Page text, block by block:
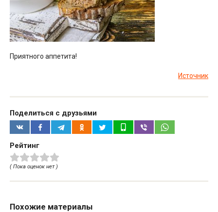
Приятного аппетита!
Источник
Поделиться с друзьями
Рейтинг
( Пока оценок нет )
Похожие материалы